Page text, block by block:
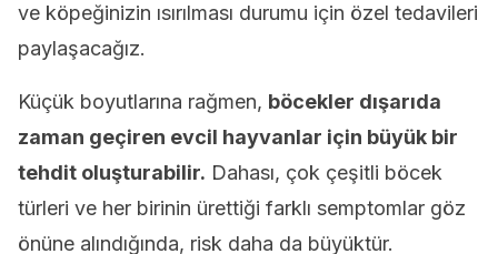
ve köpeğinizin ısırılması durumu için özel tedavileri
paylaşacağız.
Küçük boyutlarına rağmen, böcekler dışarıda
zaman geçiren evcil hayvanlar için büyük bir
tehdit oluşturabilir. Dahası, çok çeşitli böcek
türleri ve her birinin ürettiği farklı semptomlar göz
önüne alındığında, risk daha da büyüktür.